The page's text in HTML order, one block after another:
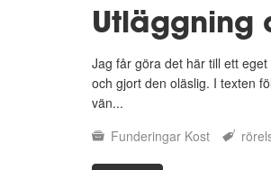
Utläggning
Jag får göra det här till ett
och gjort den oläslig. I texten
vän...
Funderingar Kost